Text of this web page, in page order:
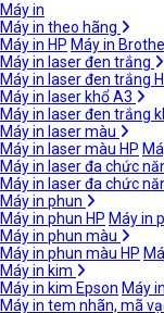
Máy in
Máy in theo hãng
Máy in HP Máy in
Máy in laser đen trắng
Máy in laser đen trắng
Máy in laser khổ A3
Máy in laser đen trắng
Máy in laser màu
Máy in laser màu HP
Máy in laser đa chức
Máy in laser đa chức
Máy in phun
Máy in phun HP Máy in
Máy in phun màu
Máy in phun màu HP
Máy in kim
Máy in kim Epson Máy
Máy in tem nhãn, mã